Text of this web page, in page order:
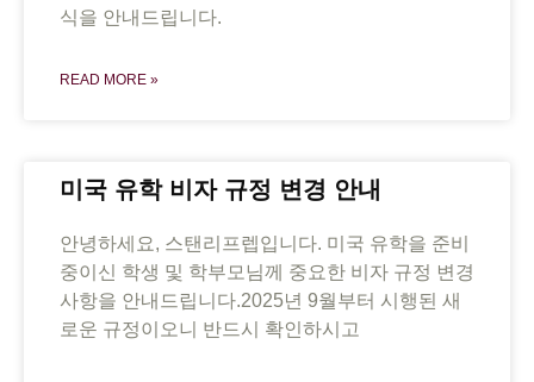
식을 안내드립니다.
READ MORE »
미국 유학 비자 규정 변경 안내
안녕하세요, 스탠리프렙입니다. 미국 유학을 준비
중이신 학생 및 학부모님께 중요한 비자 규정 변경
사항을 안내드립니다.2025년 9월부터 시행된 새
로운 규정이오니 반드시 확인하시고